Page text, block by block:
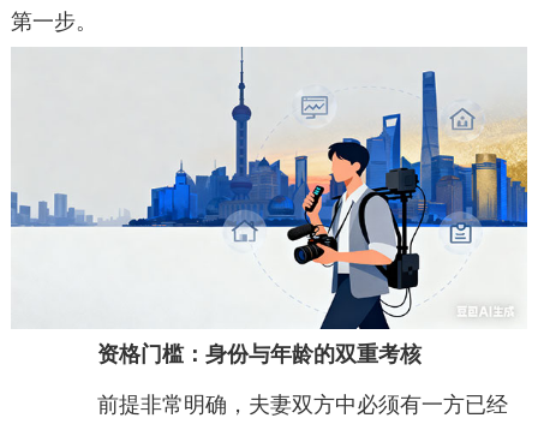
第一步。
资格门槛：身份与年龄的双重考核
前提非常明确，夫妻双方中必须有一方已经